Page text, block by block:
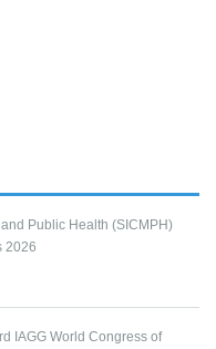
Public Health (SICMPH)
2026
IAGG World Congress of